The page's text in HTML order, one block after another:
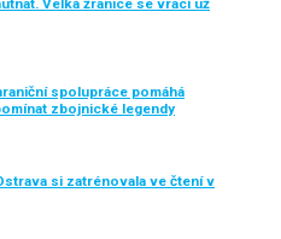
Velká žranice se vrací už
spolupráce pomáhá
zbojnické legendy
si zatrénovala ve čtení v